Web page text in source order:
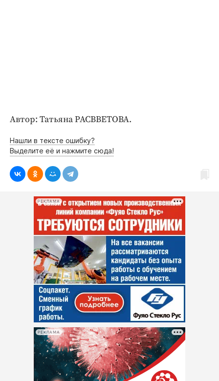
Автор: Татьяна РАСВВЕТОВА.
Нашли в тексте ошибку?
Выделите её и нажмите сюда!
РЕКЛАМА
РЕКЛАМА